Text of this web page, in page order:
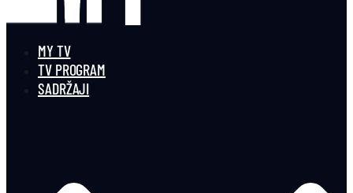
MY TV
TV PROGRAM
SADRŽAJI